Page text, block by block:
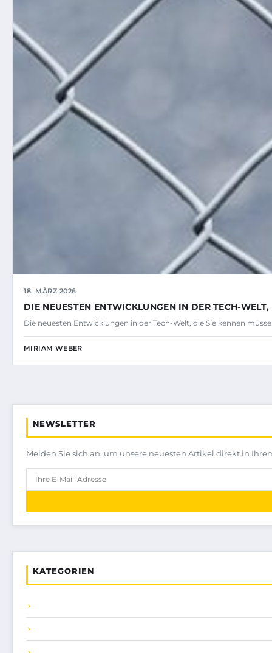
18. MÄRZ 2026
DIE NEUESTEN ENTWICKLUNGEN IN DER TECH-
Die neuesten Entwicklungen in der Tech-Welt, die Sie kennen
MIRIAM WEBER
NEWSLETTER
Melden Sie sich an, um unsere neuesten Artikel direkt in
KATEGORIEN